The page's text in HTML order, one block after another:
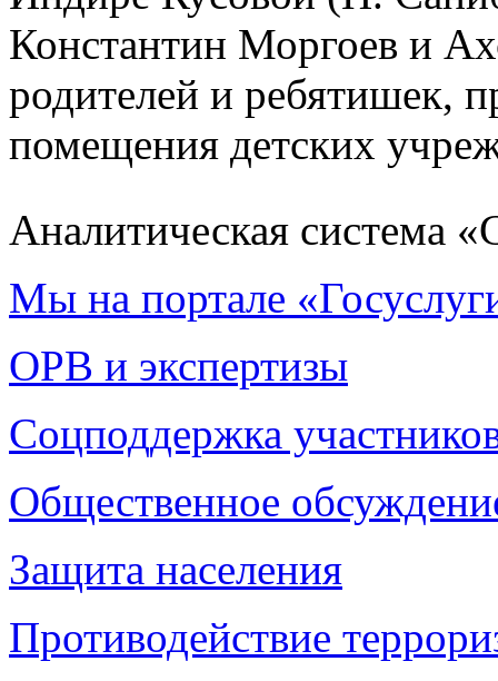
Константин Моргоев и
родителей и ребятишек,
помещения детских
Аналитическая система
Мы на портале
ОРВ и экспертизы
Соцподдержка
Общественное
Защита населения
Противодействие